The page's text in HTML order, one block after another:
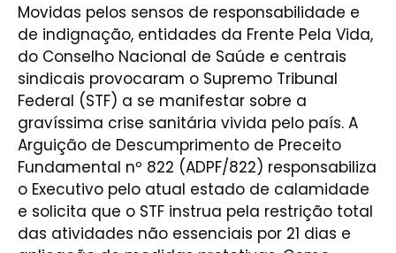
Movidas pelos sensos de responsabilidade e
de indignação, entidades da Frente Pela Vida,
do Conselho Nacional de Saúde e centrais
sindicais provocaram o Supremo Tribunal
Federal (STF) a se manifestar sobre a
gravíssima crise sanitária vivida pelo país. A
Arguição de Descumprimento de Preceito
Fundamental nº 822 (ADPF/822) responsabiliza
o Executivo pelo atual estado de calamidade
e solicita que o STF instrua pela restrição total
das atividades não essenciais por 21 dias e